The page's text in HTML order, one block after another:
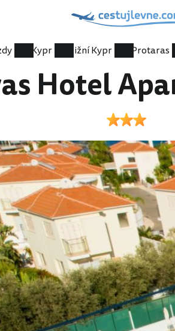
Kypr Jižní Kypr Protaras
Hotel